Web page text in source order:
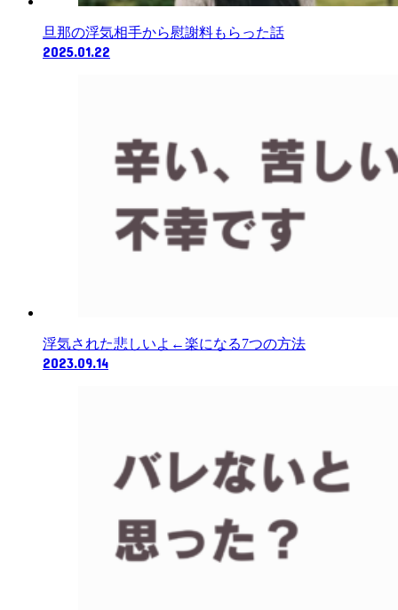
旦那の浮気相手から慰謝料もらった話
2025.01.22
浮気された悲しいよ←楽になる7つの方法
2023.09.14